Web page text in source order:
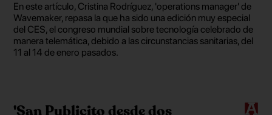
En este artículo, Cristina Rodríguez, 'operations manager' de
Wavemaker, repasa la que ha sido una edición muy especial
del CES, el congreso mundial sobre tecnología celebrado de
manera telemática, debido a las circunstancias sanitarias, del
11 al 14 de enero pasados.
'San Publicito desde dos